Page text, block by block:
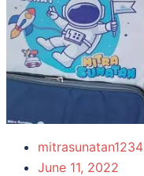
mitrasunatan1234
June 11, 2022